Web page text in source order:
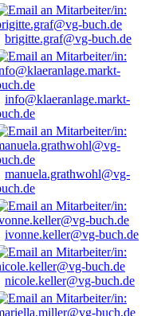
brigitte.graf@vg-buch.de
info@klaeranlage.markt-
manuela.grathwohl@vg-
ivonne.keller@vg-buch.de
nicole.keller@vg-buch.de